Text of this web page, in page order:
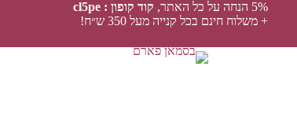
5% הנחה על כל האתר,
קוד קופון : cl5pe
+ משלוח חינם בכל קנייה מעל 350 ש״ח!